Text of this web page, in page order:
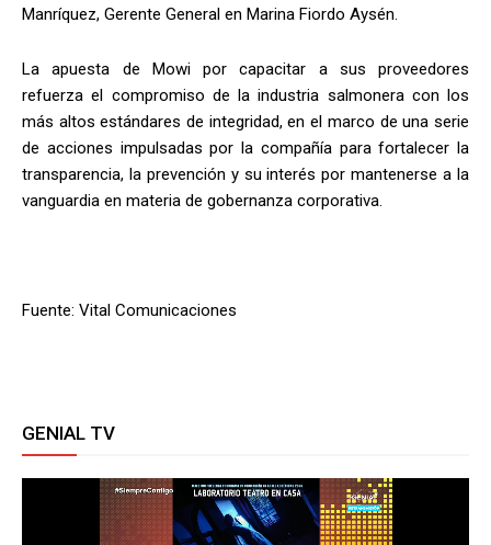
Manríquez, Gerente General en Marina Fiordo Aysén.
La apuesta de Mowi por capacitar a sus proveedores
refuerza el compromiso de la industria salmonera con los
más altos estándares de integridad, en el marco de una serie
de acciones impulsadas por la compañía para fortalecer la
transparencia, la prevención y su interés por mantenerse a la
vanguardia en materia de gobernanza corporativa.
Fuente: Vital Comunicaciones
GENIAL TV